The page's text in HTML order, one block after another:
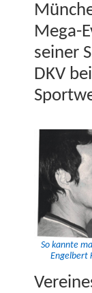
Mega-
sein­er
DKV
So kan­nte
Engel­bert